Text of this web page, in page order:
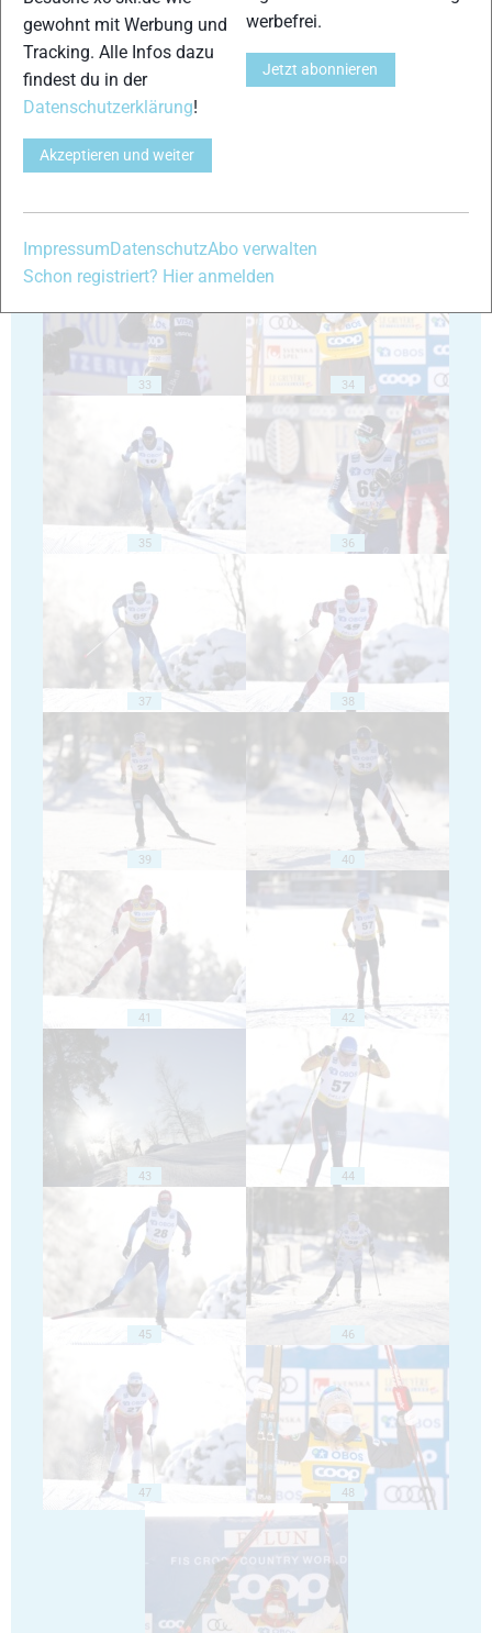
30
33 34
35 36
37 38
39 40
41 42
43 44
45 46
47 48
gewohnt mit Werbung und
Tracking. Alle Infos dazu
findest du in der
Datenschutzerklärung!
Akzeptieren und weiter
werbefrei.
Jetzt abonnieren
ImpressumDatenschutzAbo verwalten
Schon registriert? Hier anmelden